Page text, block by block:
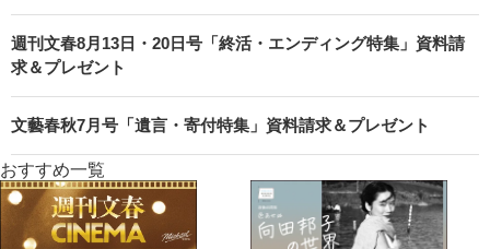
週刊文春8月13日・20日号「終活・エンディング特集」資料請
求＆プレゼント
文藝春秋7月号「遺言・寄付特集」資料請求＆プレゼント
おすすめ一覧